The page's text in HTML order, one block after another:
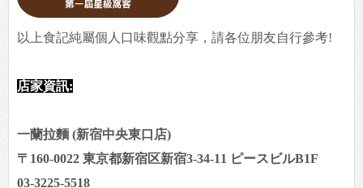
以上食記純屬個人口味觀點分享，請各位朋友自行參考!
店家資訊:
一蘭拉麵 (新宿中央東口店)
〒160-0022 東京都新宿区新宿3-34-11 ピースビルB1F
03-3225-5518